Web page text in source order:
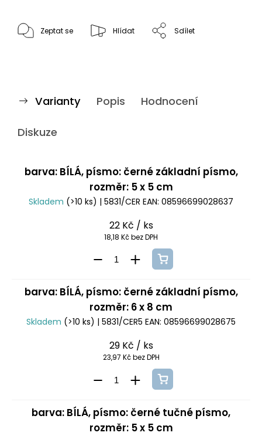
Zeptat se Hlídat Sdílet
Varianty Popis Hodnocení
Diskuze
barva: BÍLÁ, písmo: černé základní písmo,
rozměr: 5 x 5 cm
Skladem (>10 ks) | 5831/CER EAN: 08596699028637
22 Kč / ks
18,18 Kč bez DPH
barva: BÍLÁ, písmo: černé základní písmo,
rozměr: 6 x 8 cm
Skladem (>10 ks) | 5831/CER5 EAN: 08596699028675
29 Kč / ks
23,97 Kč bez DPH
barva: BÍLÁ, písmo: černé tučné písmo,
rozměr: 5 x 5 cm